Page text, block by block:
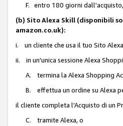
F. entro 180 giorni
(b) Sito Alexa Skill (disponibili
amazon.co.uk):
i. un cliente che usa il tuo Sito
ii. in un'unica sessione Alexa
A. termina la Alexa Shopping
B. effettua un ordine su Alexa
il cliente completa l'Acquisto di un
C. tramite Alexa, o